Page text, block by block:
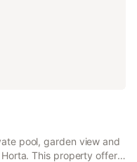
pool, garden view and
This property offers